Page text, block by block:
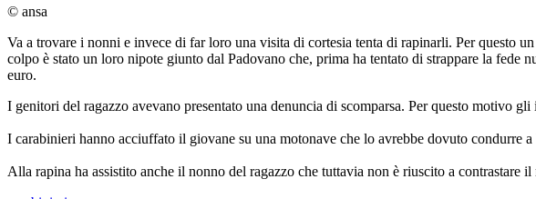
© ansa
Va a trovare i nonni e invece di far loro una visita di cortesia tenta di rapinarli. Per questo
colpo è stato un loro nipote giunto dal Padovano che, prima ha tentato di strappare la
euro.
I genitori del ragazzo avevano presentato una denuncia di scomparsa. Per questo motivo
I carabinieri hanno acciuffato il giovane su una motonave che lo avrebbe dovuto
Alla rapina ha assistito anche il nonno del ragazzo che tuttavia non è riuscito a